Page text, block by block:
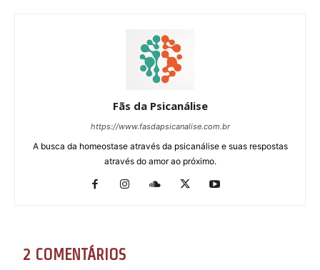
Fãs da Psicanálise
https://www.fasdapsicanalise.com.br
A busca da homeostase através da psicanálise e suas respostas
através do amor ao próximo.
2 COMENTÁRIOS